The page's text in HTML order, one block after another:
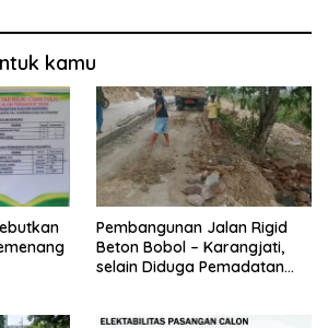
kamu
Pembangunan Jalan Rigid
Beton Bobol – Karangjati,
selain Diduga Pemadatan